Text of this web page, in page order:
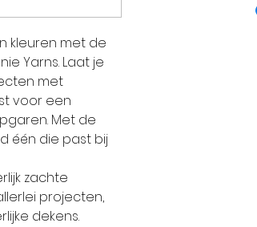
kleuren met de
Yarns. Laat je
met
voor een
Met de
één die past bij
zachte
projecten,
dekens.
naalddikte